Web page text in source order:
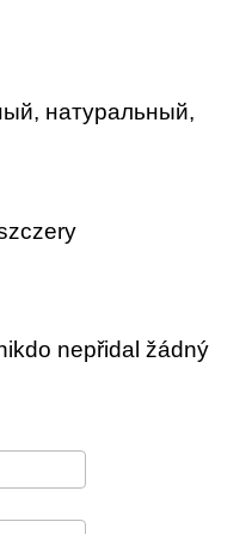
натуральный,
nepřidal žádný